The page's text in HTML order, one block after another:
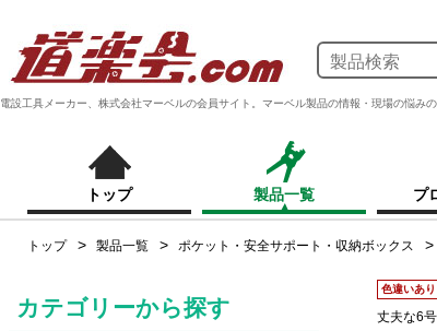
電設工具メーカー、株式会社マーベルの会員サイト。マーベル製品の情報・現場の悩み
トップ 製品一覧 プ
トップ 製品一覧 ポケット・安全サポート・収納ボックス
色違いあり
丈夫な6
カテゴリーから探す